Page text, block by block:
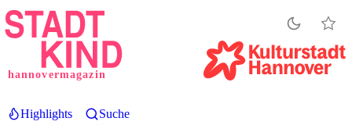
Direkt
zum
hannovermagazin
Highlights Suche